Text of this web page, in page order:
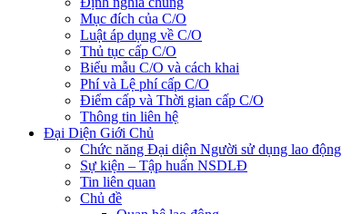
Mục đích của C/O
Luật áp dụng về C/O
Thủ tục cấp C/O
Biểu mẫu C/O và cách khai
Phí và Lệ phí cấp C/O
Điểm cấp và Thời gian cấp C/O
Thông tin liên hệ
Đại Diện Giới Chủ
Chức năng Đại diện Người sử dụng lao động
Sự kiện – Tập huấn NSDLĐ
Tin liên quan
Chủ đề